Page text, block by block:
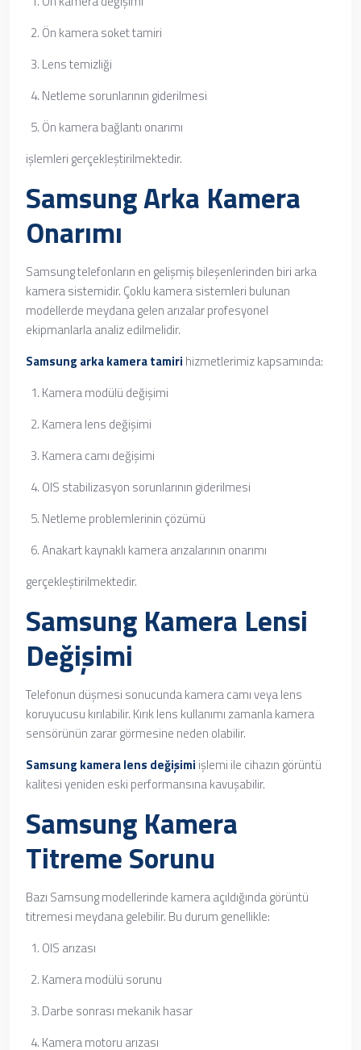
Ön kamera soket tamiri
Lens temizliği
Netleme sorunlarının giderilmesi
Ön kamera bağlantı onarımı
işlemleri gerçekleştirilmektedir.
Samsung Arka Kamera
Onarımı
Samsung telefonların en gelişmiş bileşenlerinden biri arka
kamera sistemidir. Çoklu kamera sistemleri bulunan
modellerde meydana gelen arızalar profesyonel
ekipmanlarla analiz edilmelidir.
Samsung arka kamera tamiri hizmetlerimiz kapsamında:
Kamera modülü değişimi
Kamera lens değişimi
Kamera camı değişimi
OIS stabilizasyon sorunlarının giderilmesi
Netleme problemlerinin çözümü
Anakart kaynaklı kamera arızalarının onarımı
gerçekleştirilmektedir.
Samsung Kamera Lensi
Değişimi
Telefonun düşmesi sonucunda kamera camı veya lens
koruyucusu kırılabilir. Kırık lens kullanımı zamanla kamera
sensörünün zarar görmesine neden olabilir.
Samsung kamera lens değişimi işlemi ile cihazın görüntü
kalitesi yeniden eski performansına kavuşabilir.
Samsung Kamera
Titreme Sorunu
Bazı Samsung modellerinde kamera açıldığında görüntü
titremesi meydana gelebilir. Bu durum genellikle:
OIS arızası
Kamera modülü sorunu
Darbe sonrası mekanik hasar
Kamera motoru arızası